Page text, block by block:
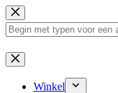
Ga
naar
de
Geen
resultaten
Winkel